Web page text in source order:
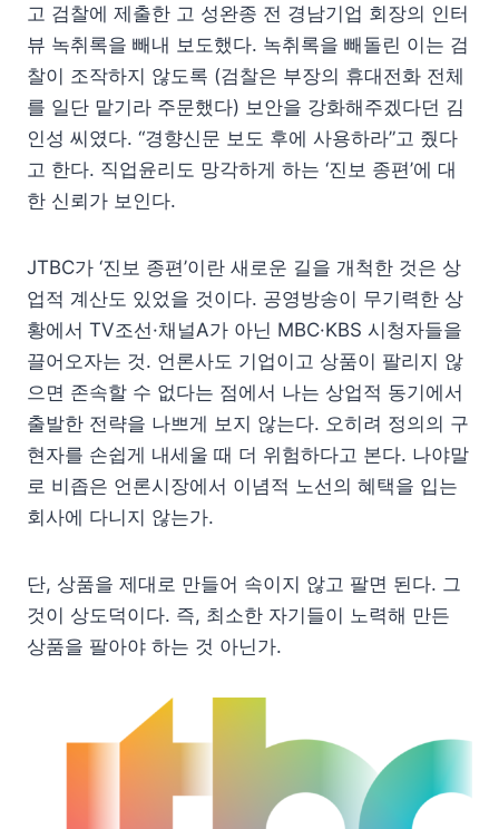
고 검찰에 제출한 고 성완종 전 경남기업 회장의 인터
뷰 녹취록을 빼내 보도했다. 녹취록을 빼돌린 이는 검
찰이 조작하지 않도록 (검찰은 부장의 휴대전화 전체
를 일단 맡기라 주문했다) 보안을 강화해주겠다던 김
인성 씨였다. “경향신문 보도 후에 사용하라”고 줬다
고 한다. 직업윤리도 망각하게 하는 ‘진보 종편’에 대
한 신뢰가 보인다.
JTBC가 ‘진보 종편’이란 새로운 길을 개척한 것은 상
업적 계산도 있었을 것이다. 공영방송이 무기력한 상
황에서 TV조선·채널A가 아닌 MBC·KBS 시청자들을
끌어오자는 것. 언론사도 기업이고 상품이 팔리지 않
으면 존속할 수 없다는 점에서 나는 상업적 동기에서
출발한 전략을 나쁘게 보지 않는다. 오히려 정의의 구
현자를 손쉽게 내세울 때 더 위험하다고 본다. 나야말
로 비좁은 언론시장에서 이념적 노선의 혜택을 입는
회사에 다니지 않는가.
단, 상품을 제대로 만들어 속이지 않고 팔면 된다. 그
것이 상도덕이다. 즉, 최소한 자기들이 노력해 만든
상품을 팔아야 하는 것 아닌가.